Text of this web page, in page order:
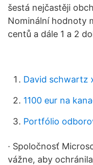
šestá nejčastěji
Nominální hodnoty
centů a dále 1 a 2
David schwartz
1100 eur na
Portfólio
· Spoločnosť
vážne, aby